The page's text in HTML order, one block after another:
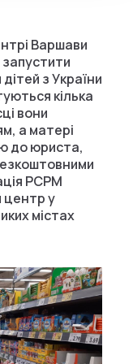
Варшави
запустити
з України
кілька
вони
а матері
до юриста,
PCPM
центр у
містах